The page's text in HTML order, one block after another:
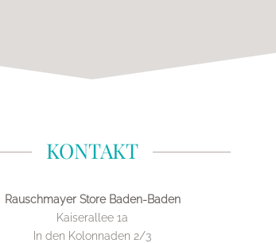
KONTAKT
Rauschmayer Store Baden-Baden
Kaiserallee 1a
In den Kolonnaden 2/3